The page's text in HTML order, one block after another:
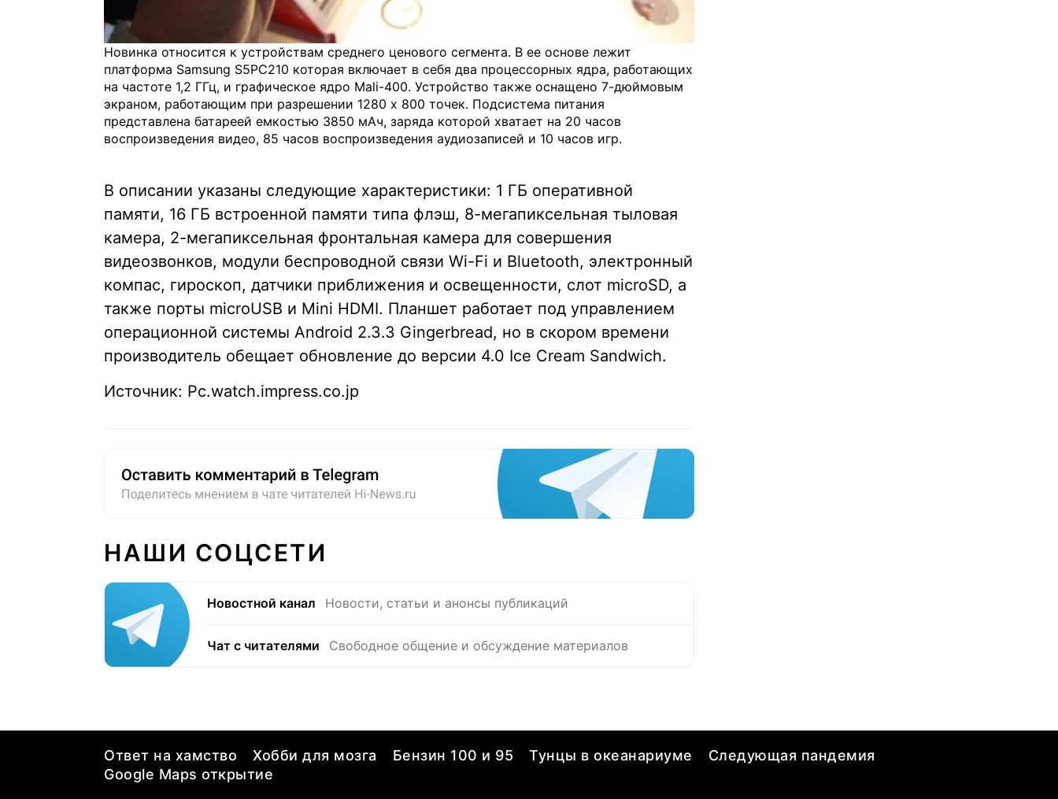
Новинка относится к устройствам среднего ценового сегмента. В ее основе лежит
платформа Samsung S5PC210 которая включает в себя два процессорных ядра, работающих
на частоте 1,2 ГГц, и графическое ядро Mali-400. Устройство также оснащено 7-дюймовым
экраном, работающим при разрешении 1280 х 800 точек. Подсистема питания
представлена батареей емкостью 3850 мАч, заряда которой хватает на 20 часов
воспроизведения видео, 85 часов воспроизведения аудиозаписей и 10 часов игр.
В описании указаны следующие характеристики: 1 ГБ оперативной
памяти, 16 ГБ встроенной памяти типа флэш, 8-мегапиксельная тыловая
камера, 2-мегапиксельная фронтальная камера для совершения
видеозвонков, модули беспроводной связи Wi-Fi и Bluetooth, электронный
компас, гироскоп, датчики приближения и освещенности, слот microSD, а
также порты microUSB и Mini HDMI. Планшет работает под управлением
операционной системы Android 2.3.3 Gingerbread, но в скором времени
производитель обещает обновление до версии 4.0 Ice Cream Sandwich.
Источник: Pc.watch.impress.co.jp
НАШИ СОЦСЕТИ
Новостной канал Новости, статьи и анонсы публикаций
Чат с читателями Свободное общение и обсуждение материалов
Ответ на хамство Хобби для мозга Бензин 100 и 95 Тунцы в океанариуме
Следующая пандемия
Google Maps открытие